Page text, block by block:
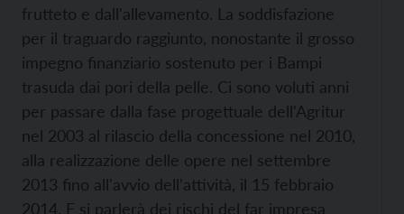
frutteto e dall'allevamento. La soddisfazione
per il traguardo raggiunto, nonostante il grosso
impegno finanziario sostenuto per i Bampi
trasuda dai pori della pelle. Ci sono voluti anni
per passare dalla fase progettuale dell'Agritur
nel 2003 al rilascio della concessione nel 2010,
alla realizzazione delle opere nel settembre
2013 fino all'avvio dell'attività, il 15 febbraio
2014. E si parlerà dei rischi del far impresa